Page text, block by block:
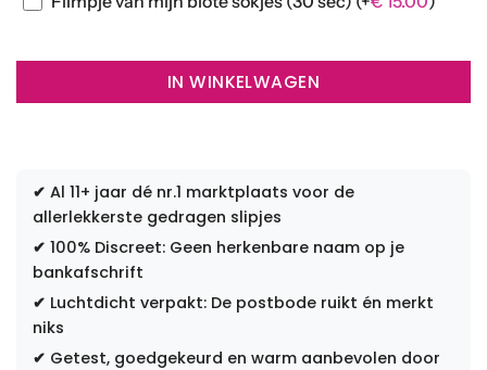
IN WINKELWAGEN
✔ Al 11+ jaar dé nr.1 marktplaats voor de
allerlekkerste gedragen slipjes
✔ 100% Discreet: Geen herkenbare naam op je
bankafschrift
✔ Luchtdicht verpakt: De postbode ruikt én merkt
niks
✔ Getest, goedgekeurd en warm aanbevolen door